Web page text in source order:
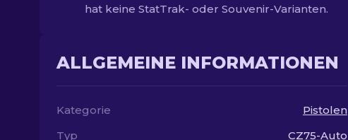
hat keine StatTrak- oder Souvenir-Varianten.
ALLGEMEINE INFORMATIONEN
Kategorie
Pistolen
Typ
CZ75-Auto